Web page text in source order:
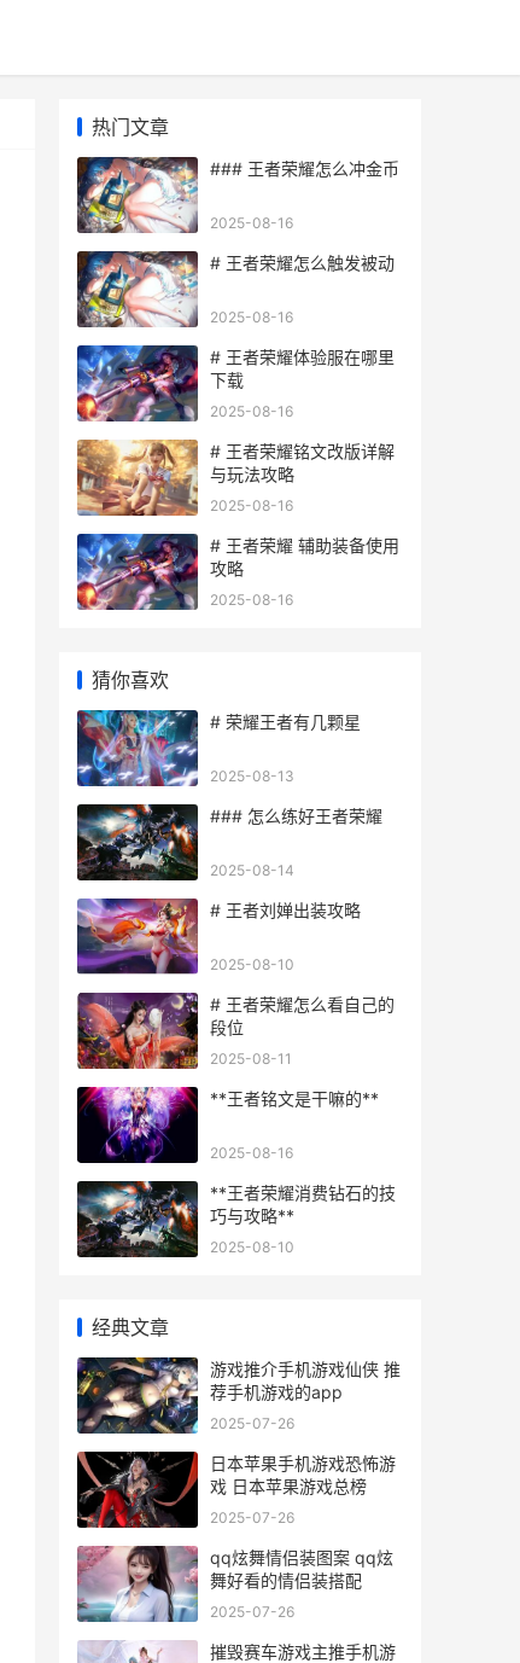
热门文章
### 王者荣耀怎么冲金币
2025-08-16
# 王者荣耀怎么触发被动
2025-08-16
# 王者荣耀体验服在哪里
下载
2025-08-16
# 王者荣耀铭文改版详解
与玩法攻略
2025-08-16
# 王者荣耀 辅助装备使用
攻略
2025-08-16
猜你喜欢
# 荣耀王者有几颗星
2025-08-13
### 怎么练好王者荣耀
2025-08-14
# 王者刘婵出装攻略
2025-08-10
# 王者荣耀怎么看自己的
段位
2025-08-11
**王者铭文是干嘛的**
2025-08-16
**王者荣耀消费钻石的技
巧与攻略**
2025-08-10
经典文章
游戏推介手机游戏仙侠 推
荐手机游戏的app
2025-07-26
日本苹果手机游戏恐怖游
戏 日本苹果游戏总榜
2025-07-26
qq炫舞情侣装图案 qq炫
舞好看的情侣装搭配
2025-07-26
摧毁赛车游戏主推手机游